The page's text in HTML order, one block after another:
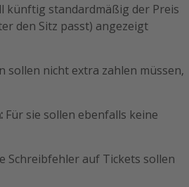
künftig standardmäßig der Preis
den Sitz passt) angezeigt
sollen nicht extra zahlen müssen,
Für sie sollen ebenfalls keine
Schreibfehler auf Tickets sollen